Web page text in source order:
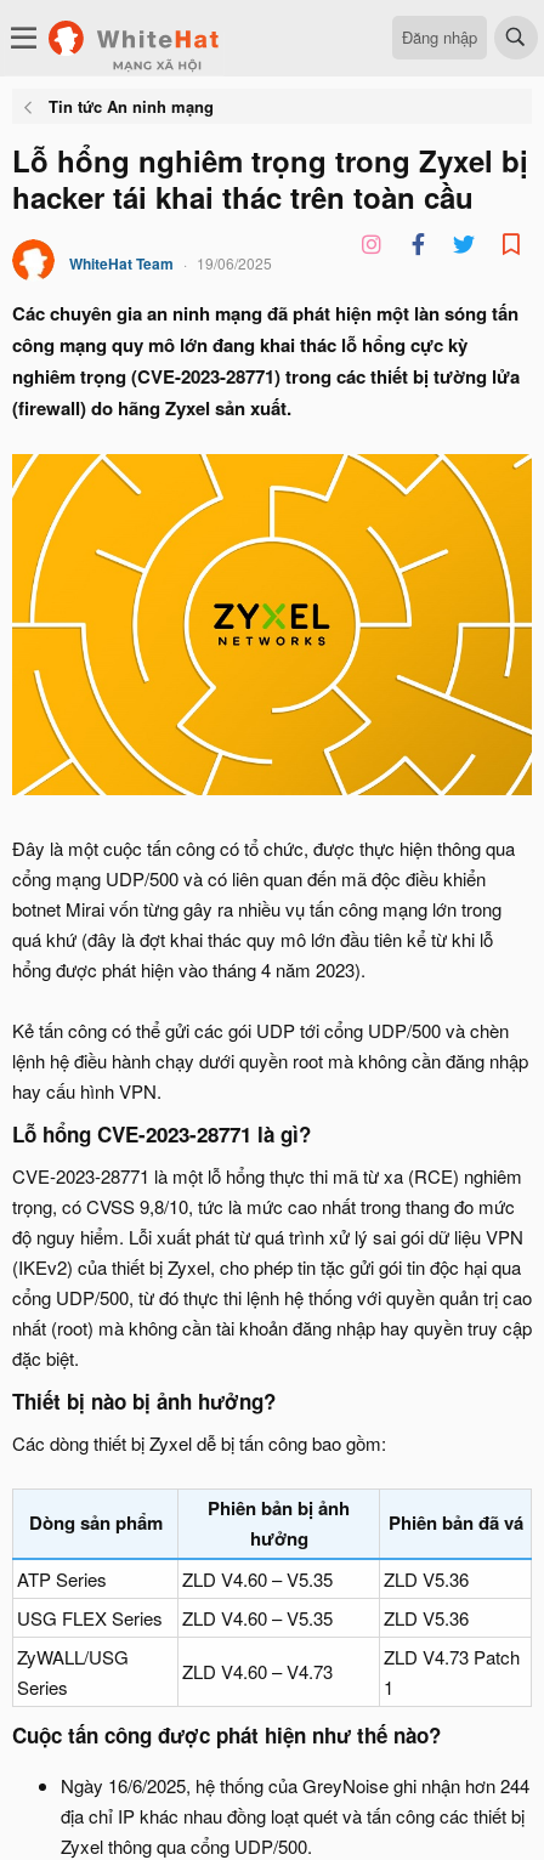
Đăng nhập
Tin tức An ninh mạng
Lỗ hổng nghiêm trọng trong Zyxel bị
hacker tái khai thác trên toàn cầu
WhiteHat Team 19/06/2025
Các chuyên gia an ninh mạng đã phát hiện một làn sóng tấn
công mạng quy mô lớn đang khai thác lỗ hổng cực kỳ
nghiêm trọng (CVE-2023-28771) trong các thiết bị tường lửa
(firewall) do hãng Zyxel sản xuất.
Đây là một cuộc tấn công có tổ chức, được thực hiện thông qua
cổng mạng UDP/500 và có liên quan đến mã độc điều khiển
botnet Mirai vốn từng gây ra nhiều vụ tấn công mạng lớn trong
quá khứ (đây là đợt khai thác quy mô lớn đầu tiên kể từ khi lỗ
hổng được phát hiện vào tháng 4 năm 2023).
Kẻ tấn công có thể gửi các gói UDP tới cổng UDP/500 và chèn
lệnh hệ điều hành chạy dưới quyền root mà không cần đăng nhập
hay cấu hình VPN.
Lỗ hổng CVE-2023-28771 là gì?
CVE‑2023‑28771 là một lỗ hổng thực thi mã từ xa (RCE) nghiêm
trọng, có CVSS 9,8/10, tức là mức cao nhất trong thang đo mức
độ nguy hiểm. Lỗi xuất phát từ quá trình xử lý sai gói dữ liệu VPN
(IKEv2) của thiết bị Zyxel, cho phép tin tặc gửi gói tin độc hại qua
cổng UDP/500, từ đó thực thi lệnh hệ thống với quyền quản trị cao
nhất (root) mà không cần tài khoản đăng nhập hay quyền truy cập
đặc biệt.
Thiết bị nào bị ảnh hưởng?
Các dòng thiết bị Zyxel dễ bị tấn công bao gồm:
Dòng sản phẩm
Phiên bản bị ảnh
hưởng
Phiên bản đã vá
ATP Series ZLD V4.60 – V5.35
ZLD V5.36
USG FLEX Series
ZLD V4.60 – V5.35
ZLD V5.36
ZyWALL/USG
Series
ZLD V4.60 – V4.73
ZLD V4.73 Patch
1
Cuộc tấn công được phát hiện như thế nào?
Ngày 16/6/2025, hệ thống của GreyNoise ghi nhận hơn 244
địa chỉ IP khác nhau đồng loạt quét và tấn công các thiết bị
Zyxel thông qua cổng UDP/500.